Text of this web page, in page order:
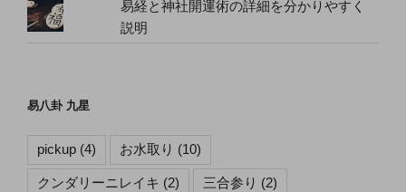
易経と神社開運術の詳細を分かりやすく
説明
易八卦 九星
pickup (4) お水取り (10)
クンダリーニレイキ (2) 三合参り (2)